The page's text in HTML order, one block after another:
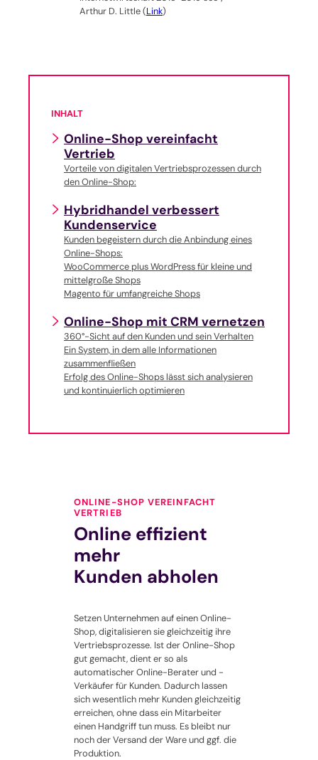
Arthur D. Little (Link)
INHALT
Online-Shop vereinfacht
Vertrieb
Vorteile von digitalen Vertriebsprozessen durch
den Online-Shop:
Hybridhandel verbessert
Kundenservice
Kunden begeistern durch die Anbindung eines
Online-Shops:
WooCommerce plus WordPress für kleine und
mittelgroße Shops
Magento für umfangreiche Shops
Online-Shop mit CRM vernetzen
360°-Sicht auf den Kunden und sein Verhalten
Ein System, in dem alle Informationen
zusammenfließen
Erfolg des Online-Shops lässt sich analysieren
und kontinuierlich optimieren
ONLINE-SHOP VEREINFACHT
VERTRIEB
Online effizient
mehr
Kunden abholen
Setzen Unternehmen auf einen Online-
Shop, digitalisieren sie gleichzeitig ihre
Vertriebsprozesse. Ist der Online-Shop
gut gemacht, dient er so als
automatischer Online-Berater und -
Verkäufer für Kunden. Dadurch lassen
sich wesentlich mehr Kunden gleichzeitig
erreichen, ohne dass ein Mitarbeiter
einen Handgriff tun muss. Es bleibt nur
noch der Versand der Ware und ggf. die
Produktion.